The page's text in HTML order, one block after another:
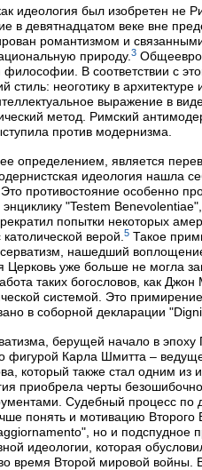
идеология был изобретен
в девятнадцатом веке вне
романтизмом и
природу. 3
В соответствии с
неоготику в архитектуре
выражение в
метод. Римский
против модернизма.
определением, является
идеология нашла
Это противостояние особенно
"Testem
попытки некоторых
верой. 5 Такое
нашедший
Церковь уже больше не могла
таких богословов, как
системой. Это
в соборной декларации
берущей начало в эпоху
Карла Шмитта –
который также стал одним из
приобрела черты
Судебный процесс
понять и мотивацию Второго
но и подспудное
идеологии, которая
время Второй мировой войны.